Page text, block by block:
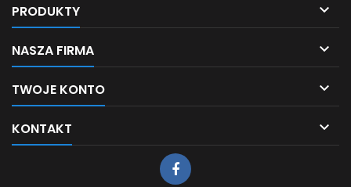
PRODUKTY 
NASZA FIRMA 
TWOJE KONTO 
KONTAKT 